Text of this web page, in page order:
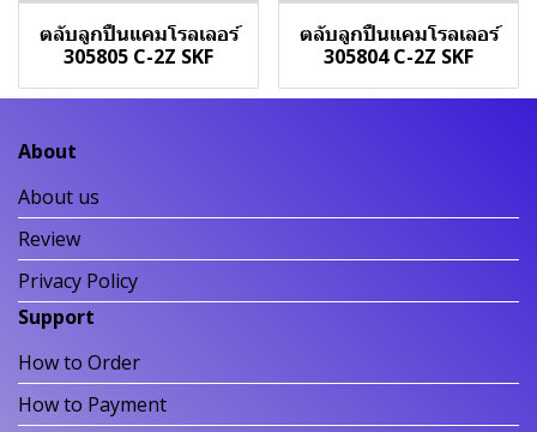
ตลับลูกปืนแคมโรลเลอร์
305805 C-2Z SKF
ตลับลูกปืนแคมโรลเลอร์
305804 C-2Z SKF
About
About us
Review
Privacy Policy
Support
How to Order
How to Payment